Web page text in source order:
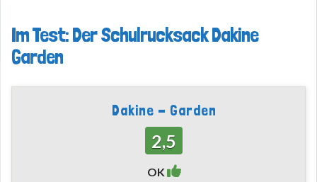
Im Test: Der Schulrucksack Dakine
Garden
Dakine - Garden
2,5
OK